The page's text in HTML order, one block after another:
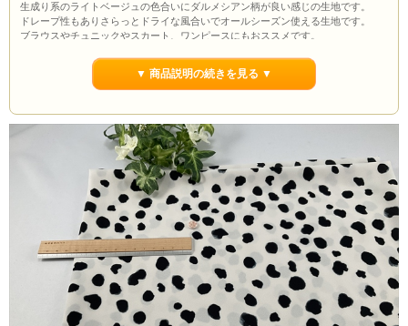
生成り系のライトベージュの色合いにダルメシアン柄が良い感じの生地です。
ドレープ性もありさらっとドライな風合いでオールシーズン使える生地です。
ブラウスやチュニックやスカート、ワンピースにもおススメです。
ボタンの大きさは約1.0cmです。
通常市場価格￥890/50cm程度で販売されていますが今回は￥390/50cmでのご紹介
よろしくお願いいたします。
ポイント3％還元します。
▼ 商品説明の続きを見る ▼